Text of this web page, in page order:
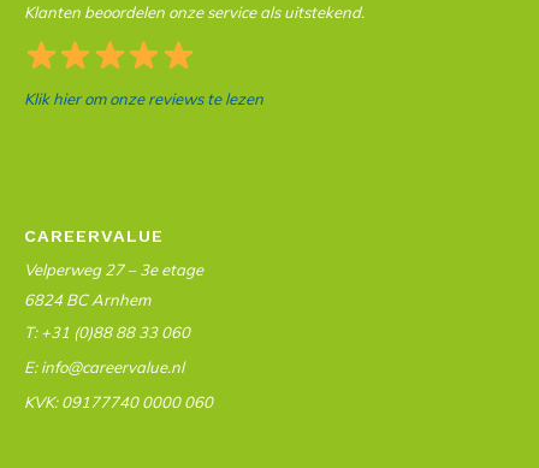
Klanten beoordelen onze service als uitstekend.
Klik hier om onze reviews te lezen
CAREERVALUE
Velperweg 27 – 3e etage
6824 BC Arnhem
T: +31 (0)88 88 33 060
E: info@careervalue.nl
KVK: 09177740 0000 060